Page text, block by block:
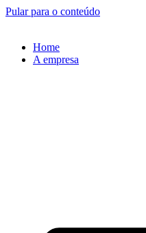
Pular para o conteúdo
Home
A empresa